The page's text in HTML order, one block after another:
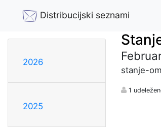
Distribucijski seznami
2026
2025
stanje-
1